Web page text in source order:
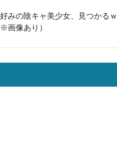
みの陰キャ美少女、見つかるｗ
画像あり）